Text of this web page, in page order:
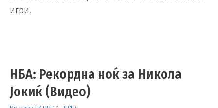
игри.
НБА: Рекордна ноќ за Никола
Јокиќ (Видео)